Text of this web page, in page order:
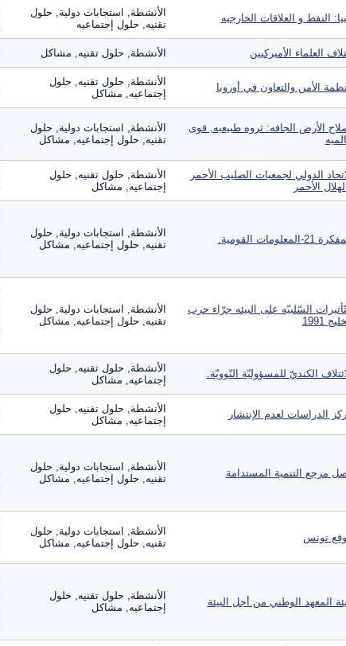
النفط و العلاقات الخارجيه
الأنشطة, استجابات دولية, حلول
تقنيه, حلول إجتماعيه
العلماء الأميركيين الأنشطة, حلول تقنيه, مشاكل
الأمن والتعاون في أوروبا
الأنشطة, حلول تقنيه, حلول
إجتماعيه, مشاكل
الأرض الجافه: ثروه طبيعيه, قوى
الأنشطة, استجابات دولية, حلول
تقنيه, حلول إجتماعيه, مشاكل
الدولي لجمعيات الصليب الأحمر
الأحمر
الأنشطة, حلول تقنيه, حلول
إجتماعيه, مشاكل
21-المعلومات القومية.
الأنشطة, استجابات دولية, حلول
تقنيه, حلول إجتماعيه, مشاكل
السّلبيّه على البيئه جرّاء حرب
1991
الأنشطة, استجابات دولية, حلول
تقنيه, حلول إجتماعيه, مشاكل
الكنديّ للمسؤوليّة النّوويّة.
الأنشطة, حلول تقنيه, حلول
إجتماعيه, مشاكل
الدراسات لعدم الإنتشار
الأنشطة, حلول تقنيه, حلول
إجتماعيه, مشاكل
مرجع التنمية المستدامة
الأنشطة, استجابات دولية, حلول
تقنيه, حلول إجتماعيه, مشاكل
تونس
الأنشطة, استجابات دولية, حلول
تقنيه, حلول إجتماعيه, مشاكل
المعهد الوطني من أجل البيئة
الأنشطة, حلول تقنيه, حلول
إجتماعيه, مشاكل